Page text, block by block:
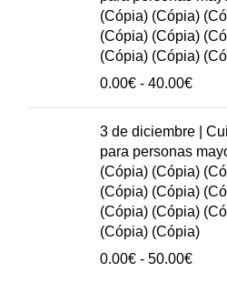
hasta
(Cópia) (Cópia)
(Cópia) (Cópia)
(Cópia) (Cópia)
0.00€ - 40.00€Rango
0.00€
hasta
3 de diciembre |
para personas
(Cópia) (Cópia)
(Cópia) (Cópia)
(Cópia) (Cópia)
(Cópia) (Cópia)
0.00€ - 50.00€Rango